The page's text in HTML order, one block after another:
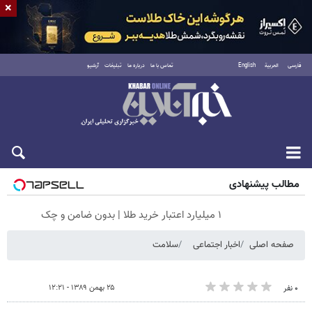
فارسی العربية English تماس با ما درباره ما تبلیغات آرشیو
شنبه ۱۷ مرداد ۱۴۰۵
مطالب پیشنهادی
۱ میلیارد اعتبار خرید طلا | بدون ضامن و چک
صفحه اصلی اخبار اجتماعی سلامت
۰ نفر ۲۵ بهمن ۱۳۸۹ - ۱۲:۲۱
×